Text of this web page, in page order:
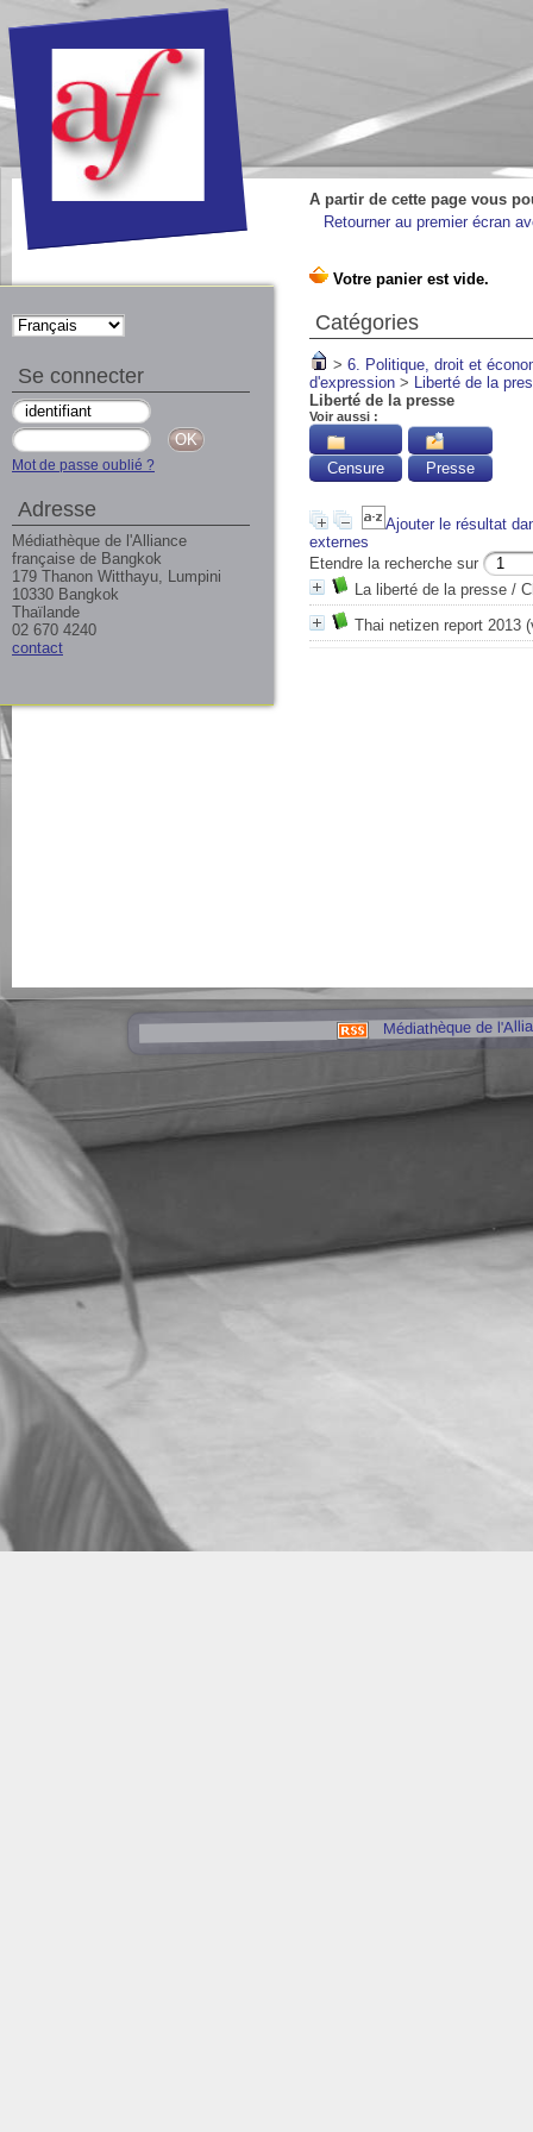
A partir de cette page vous
Retourner au premier écran
Catégories
> 6. Politique, droit et
d'expression > Liberté de la
Liberté de la presse
Voir aussi :
Censure Presse
Ajouter le résultat
externes
Etendre la recherche sur
La liberté de la presse /
Thai netizen report 2013
Médiathèque de
Se connecter
Mot de passe oublié ?
Adresse
Médiathèque de l'Alliance
française de Bangkok
179 Thanon Witthayu, Lumpini
10330 Bangkok
Thaïlande
02 670 4240
contact